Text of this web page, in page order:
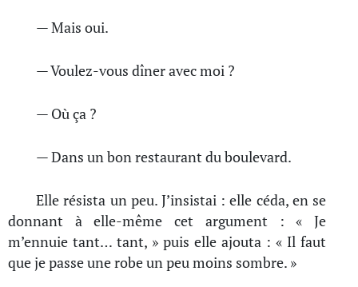
— Mais oui.
— Voulez-vous dîner avec moi ?
— Où ça ?
— Dans un bon restaurant du boulevard.
Elle résista un peu. J’insistai : elle céda, en se
donnant à elle-même cet argument : « Je
m’ennuie tant… tant, » puis elle ajouta : « Il faut
que je passe une robe un peu moins sombre. »